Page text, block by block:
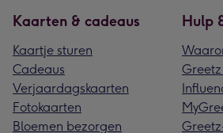
Kaarten & cadeaus
Kaartje sturen
Cadeaus
Verjaardagskaarten
Fotokaarten
Bloemen bezorgen
Hulp
Greetz